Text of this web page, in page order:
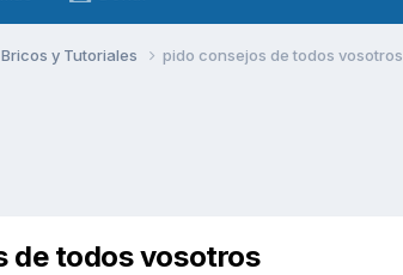
Bricos y Tutoriales pido consejos de todos vosotros
de todos vosotros